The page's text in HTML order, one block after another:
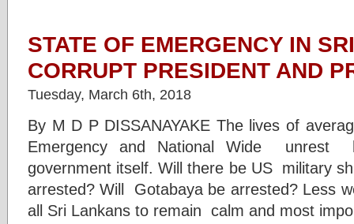
STATE OF EMERGENCY IN
CORRUPT PRESIDENT AND
Tuesday, March 6th, 2018
By M D P DISSANAYAKE The lives of
Emergency and National Wide unrest
government itself. Will there be US military
arrested? Will Gotabaya be arrested? Less
all Sri Lankans to remain calm and most